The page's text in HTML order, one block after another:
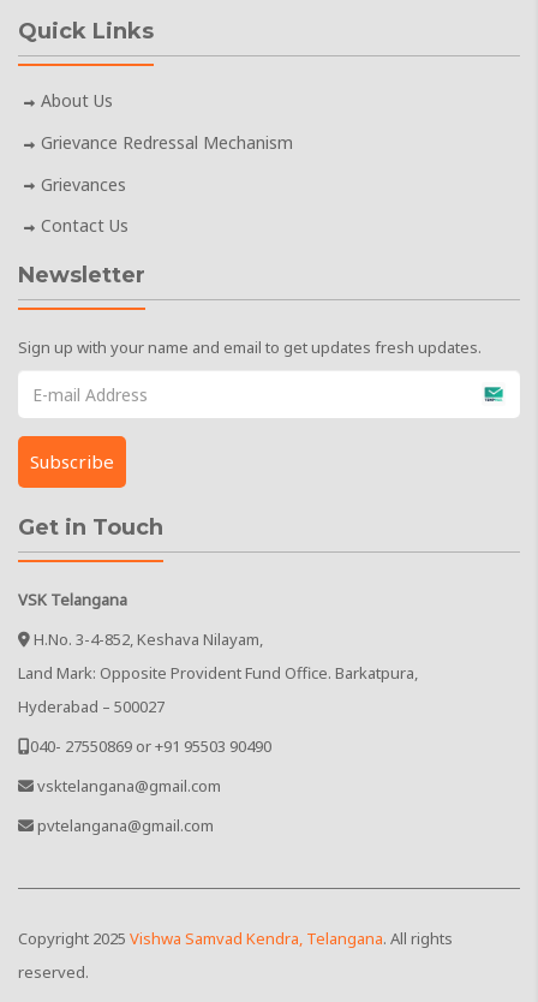
Quick Links
About Us
Grievance Redressal Mechanism
Grievances
Contact Us
Newsletter
Sign up with your name and email to get updates fresh updates.
Get in Touch
VSK Telangana
H.No. 3-4-852, Keshava Nilayam,
Land Mark: Opposite Provident Fund Office. Barkatpura,
Hyderabad – 500027
040- 27550869 or +91 95503 90490
vsktelangana@gmail.com
pvtelangana@gmail.com
Copyright 2025 Vishwa Samvad Kendra, Telangana. All rights
reserved.